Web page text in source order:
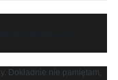
Dokładnie nie pamiętam,